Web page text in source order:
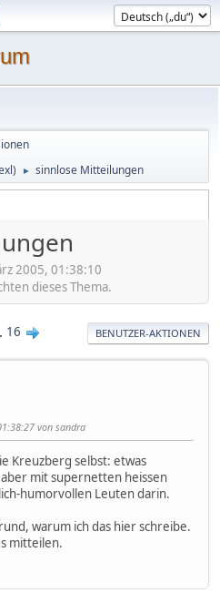
) ► sinnlose Mitteilungen
2005, 01:38:10
dieses Thema.
16 BENUTZER-AKTIONEN
von sandra
Kreuzberg selbst: etwas
mit supernetten heissen
humorvollen Leuten darin.
warum ich das hier schreibe.
mitteilen.